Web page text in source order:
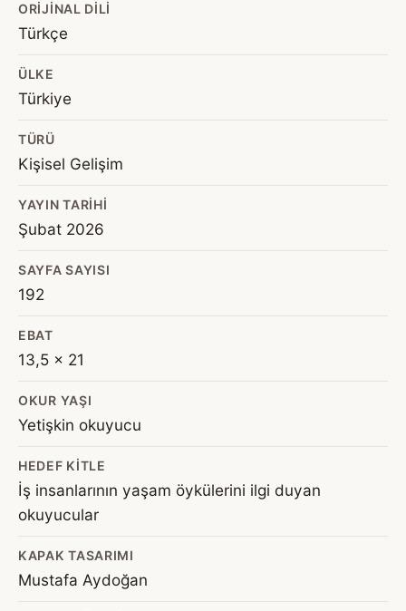
ORIJINAL DILI
Türkçe
ÜLKE
Türkiye
TÜRÜ
Kişisel Gelişim
YAYIN TARIHI
Şubat 2026
SAYFA SAYISI
192
EBAT
13,5 x 21
OKUR YAŞI
Yetişkin okuyucu
HEDEF KITLE
İş insanlarının yaşam öykülerini ilgi duyan
okuyucular
KAPAK TASARIMI
Mustafa Aydoğan